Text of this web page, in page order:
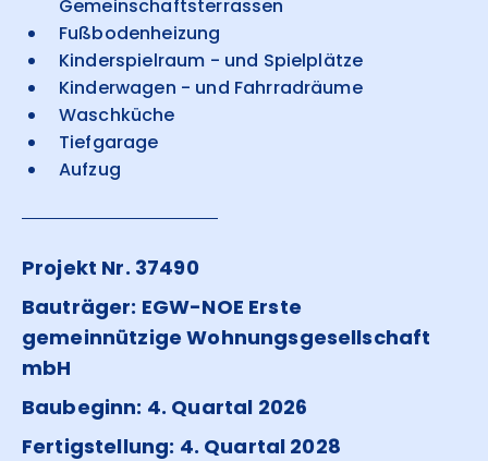
Gemeinschaftsterrassen
Fußbodenheizung
Kinderspielraum - und Spielplätze
Kinderwagen - und Fahrradräume
Waschküche
Tiefgarage
Aufzug
Projekt Nr. 37490
Bauträger: EGW-NOE Erste
gemeinnützige Wohnungsgesellschaft
mbH
Baubeginn: 4. Quartal 2026
Fertigstellung: 4. Quartal 2028